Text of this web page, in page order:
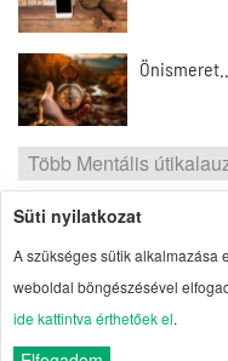
Több Mentális
Szerzői jogok|
kezelés
Süti nyilatkozat
A szükséges sütik alkalmazása
weboldal böngészésével
ide kattintva érthetőek el.